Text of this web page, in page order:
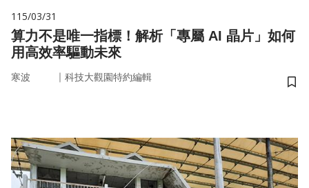
115/03/31
算力不是唯一指標！解析「專屬 AI 晶片」如何
用高效率驅動未來
寒波 ｜ 科技大觀園特約編輯
儲